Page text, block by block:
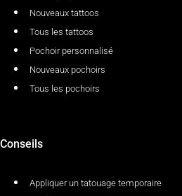
Nouveaux tattoos
Tous les tattoos
Pochoir personnalisé
Nouveaux pochoirs
Tous les pochoirs
Conseils
Appliquer un tatouage temporaire